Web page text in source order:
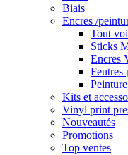
Biais
Encres /
Tout
Sticks
Encres
Feutres
Kits et
Vinyl print
Nouveautés
Promotions
Top ventes